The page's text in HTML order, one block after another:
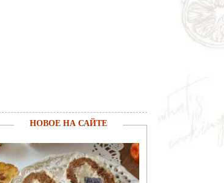
НОВОЕ НА САЙТЕ